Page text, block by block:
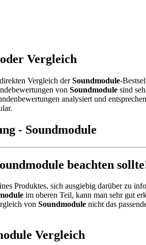
Vergleich
Vergleich derSoundmodule-
von Soundmodule sind
analysiert und
- Soundmodule
beachten
Produktes, sich ausgiebig darüber zu
im oberen Teil, kann man sehr gut
von Soundmodule nicht das
Vergleich